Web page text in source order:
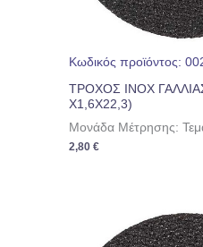
Κωδικός προϊόντος:
ΤΡΟΧΟΣ INOX
Χ1,6Χ22,3)
Μονάδα Μέτρησης:
2,80€